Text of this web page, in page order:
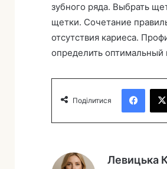
зубного ряда. Выбрать
щетки. Сочетание
отсутствия кариеса.
определить оптимальный
Поділитися
Левицька